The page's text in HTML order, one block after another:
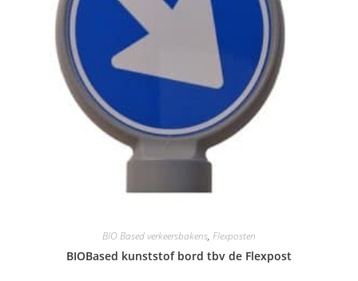
BIO Based verkeersbakens, Flexposten
BIOBased kunststof bord tbv de Flexpost